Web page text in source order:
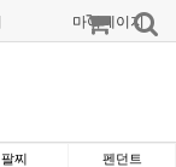
마이페이지
팔찌 펜던트